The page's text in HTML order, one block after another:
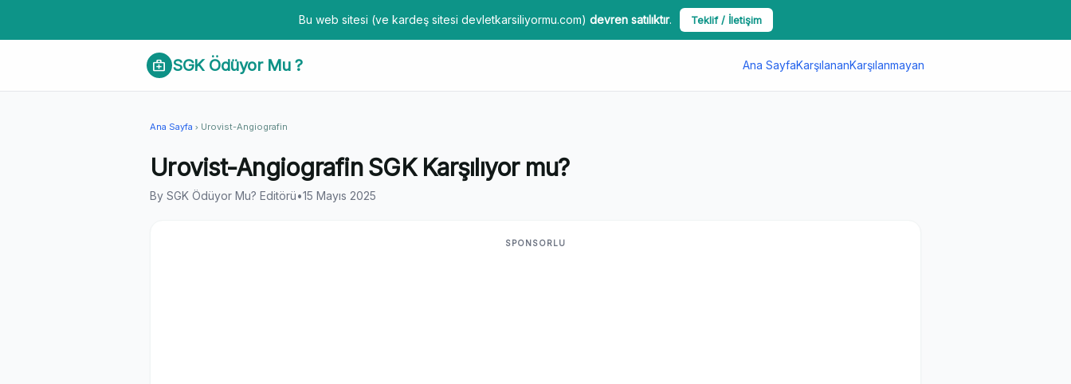
Bu web sitesi (ve kardeş sitesi devletkarsiliyormu.com) devren satılıktır. Teklif / İletişim
medical_services SGK Ödüyor Mu ? Ana SayfaKarşılananKarşılanmayan
Ana Sayfa chevron_right Urovist-Angiografin
Urovist-Angiografin SGK Karşılıyor mu?
By SGK Ödüyor Mu? Editörü•15 Mayıs 2025
SPONSORLU